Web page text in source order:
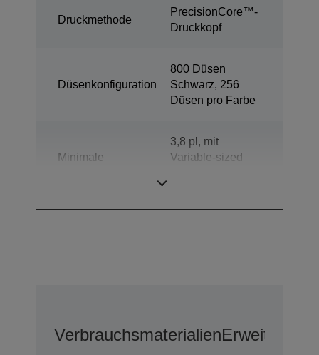
Druckmethode
PrecisionCore™-
Druckkopf
Düsenkonfiguration
800 Düsen
Schwarz, 256
Düsen pro Farbe
Minimale
3,8 pl, mit
Variable-sized
VerbrauchsmaterialienErweiterte